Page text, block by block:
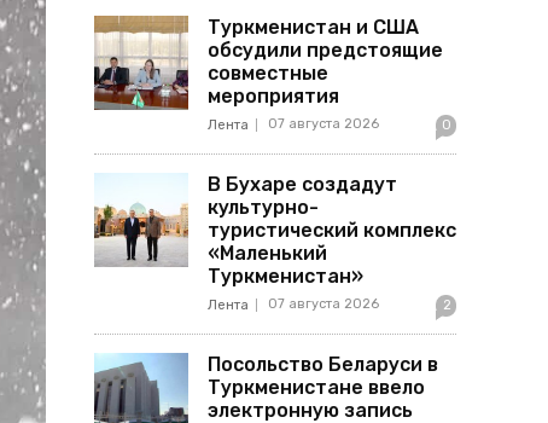
Туркменистан и США
обсудили предстоящие
совместные
мероприятия
Лента 07 августа 2026 0
В Бухаре создадут
культурно-
туристический комплекс
«Маленький
Туркменистан»
Лента 07 августа 2026 2
Посольство Беларуси в
Туркменистане ввело
электронную запись